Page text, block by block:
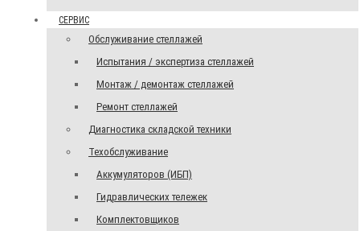
СЕРВИС
Обслуживание стеллажей
Испытания / экспертиза стеллажей
Монтаж / демонтаж стеллажей
Ремонт стеллажей
Диагностика складской техники
Техобслуживание
Аккумуляторов (ИБП)
Гидравлических тележек
Комплектовщиков